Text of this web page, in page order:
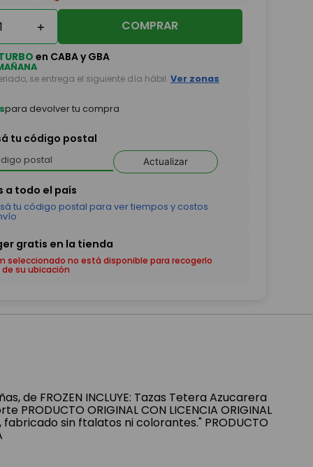
＋ COMPRAR
en CABA y GBA
se entrega el siguiente día hábil. Ver zonas
para devolver tu compra
tu código postal
Actualizar
seleccionado no está disponible para recogerlo
de su ubicación
de FROZEN INCLUYE: Tazas Tetera Azucarera
ORIGINAL CON LICENCIA ORIGINAL
fabricado sin ftalatos ni colorantes." PRODUCTO